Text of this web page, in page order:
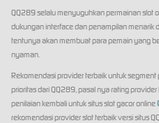
QQ289 selalu menyuguhkan permainan slot
dukungan interface dan penampilan menarik
tentunya akan membuat para pemain yang
nyaman.
Rekomendasi provider terbaik untuk
prioritas dari QQ289, pasal nya rating
penilaian kembali untuk situs slot gacor online
rekomendasi provider slot terbaik versi situs